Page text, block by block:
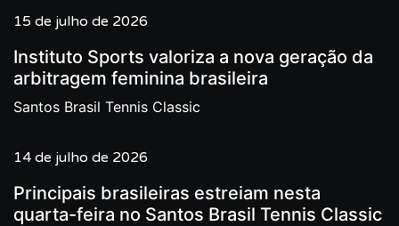
15 de julho de 2026
Instituto Sports valoriza a nova geração da
arbitragem feminina brasileira
Santos Brasil Tennis Classic
14 de julho de 2026
Principais brasileiras estreiam nesta
quarta-feira no Santos Brasil Tennis Classic